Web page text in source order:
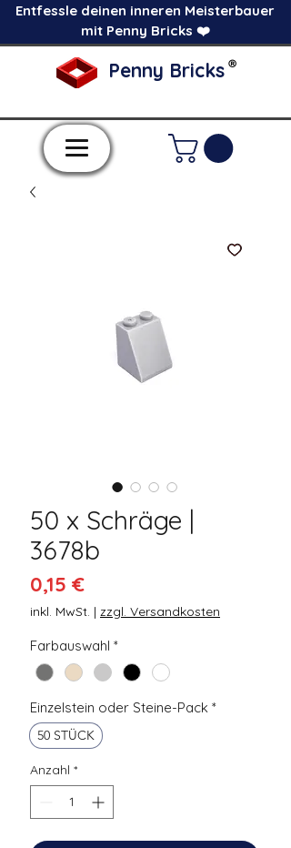
Entfessle deinen inneren Meisterbauer
mit Penny Bricks ❤️
Penny Bricks ®
50 x Schräge |
3678b
0,15 €Preis
inkl. MwSt. | zzgl. Versandkosten
Farbauswahl *
Einzelstein oder Steine-Pack *
50 STÜCK
Anzahl *